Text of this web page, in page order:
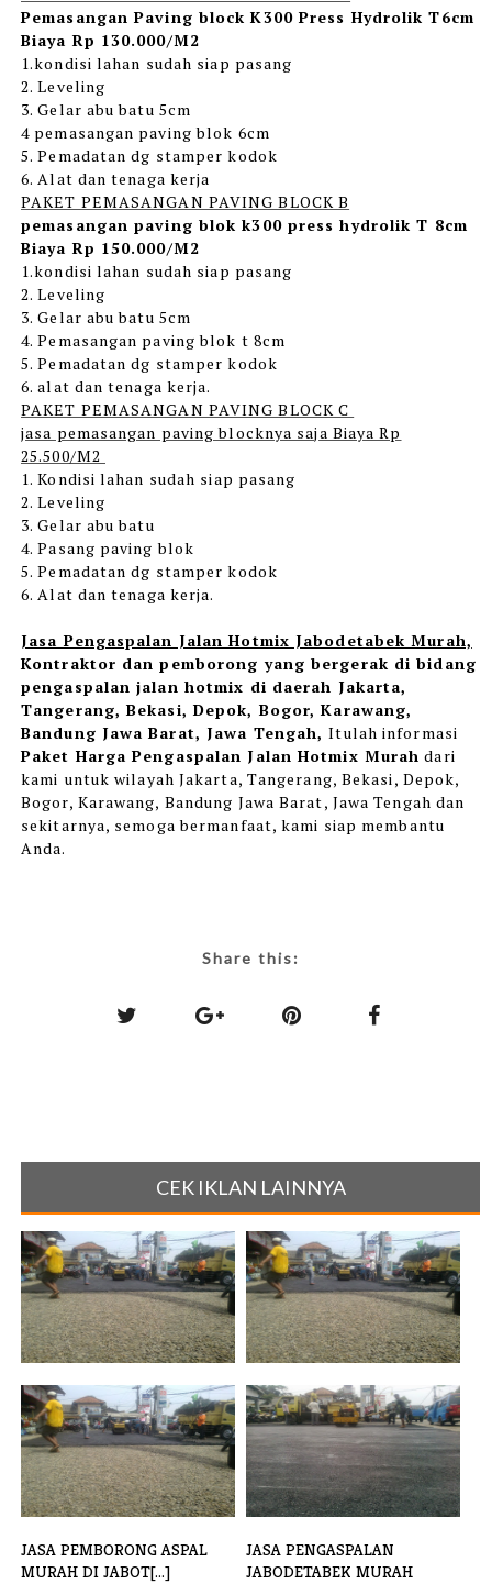
Pemasangan Paving block K300 Press Hydrolik T6cm
Biaya Rp 130.000/M2
1.kondisi lahan sudah siap pasang
2. Leveling
3. Gelar abu batu 5cm
4 pemasangan paving blok 6cm
5. Pemadatan dg stamper kodok
6. Alat dan tenaga kerja
PAKET PEMASANGAN PAVING BLOCK B
pemasangan paving blok k300 press hydrolik T 8cm
Biaya Rp 150.000/M2
1.kondisi lahan sudah siap pasang
2. Leveling
3. Gelar abu batu 5cm
4. Pemasangan paving blok t 8cm
5. Pemadatan dg stamper kodok
6. alat dan tenaga kerja.
PAKET PEMASANGAN PAVING BLOCK C
jasa pemasangan paving blocknya saja Biaya Rp
25.500/M2
1. Kondisi lahan sudah siap pasang
2. Leveling
3. Gelar abu batu
4. Pasang paving blok
5. Pemadatan dg stamper kodok
6. Alat dan tenaga kerja.
Jasa Pengaspalan Jalan Hotmix Jabodetabek Murah,
Kontraktor dan pemborong yang bergerak di bidang
pengaspalan jalan hotmix di daerah Jakarta,
Tangerang, Bekasi, Depok, Bogor, Karawang,
Bandung Jawa Barat, Jawa Tengah,Itulah informasi
Paket Harga Pengaspalan Jalan Hotmix Murah dari
kami untuk wilayah Jakarta, Tangerang, Bekasi, Depok,
Bogor, Karawang, Bandung Jawa Barat, Jawa Tengah dan
sekitarnya, semoga bermanfaat, kami siap membantu
Anda.
Share this:
CEK IKLAN LAINNYA
JASA PENGASPALAN JALAN
MURAH JABODE[...]
JASA PENGASPALAN MURAH
JAKARTA
JASA PEMBORONG ASPAL
MURAH DI JABOT[...]
JASA PENGASPALAN
JABODETABEK MURAH